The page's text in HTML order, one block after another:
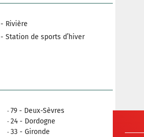
- Rivière
- Station de sports d’hiver
79 - Deux-Sèvres
24 - Dordogne
33 - Gironde